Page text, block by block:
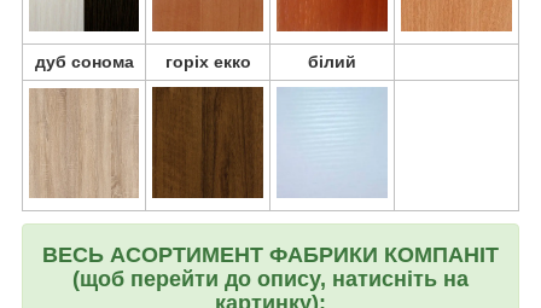
дуб сонома горіх екко білий
ВЕСЬ АСОРТИМЕНТ ФАБРИКИ КОМПАНІТ
(щоб перейти до опису, натисніть на